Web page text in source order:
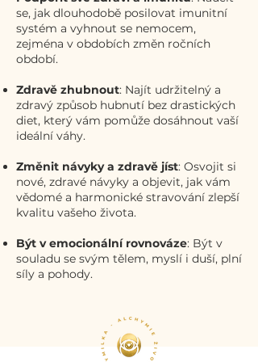
se, jak dlouhodobě posilovat imunitní
systém a vyhnout se nemocem,
zejména v obdobích změn ročních
období.
Zdravě zhubnout: Najít udržitelný a
zdravý způsob hubnutí bez drastických
diet, který vám pomůže dosáhnout vaší
ideální váhy.
Změnit návyky a zdravě jíst: Osvojit si
nové, zdravé návyky a objevit, jak vám
vědomé a harmonické stravování zlepší
kvalitu vašeho života.
Být v emocionální rovnováze: Být v
souladu se svým tělem, myslí i duší, plní
síly a pohody.